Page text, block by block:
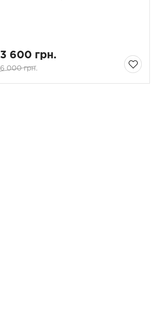
3 600 грн.
6 000 грн.